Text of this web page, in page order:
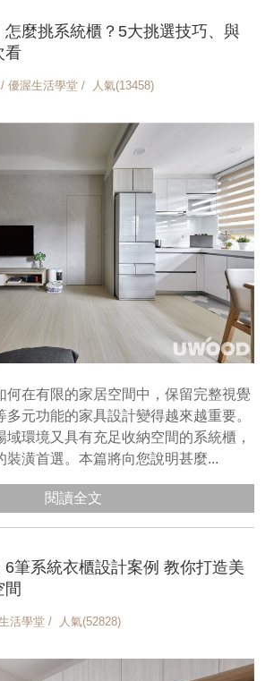
怎麼挑系統櫃？5大挑選技巧、與
看
優渥生活學堂 / 人氣(13458)
何在有限的家居空間中，保留完整視覺
多元功能的家具設計變得越來越重要。
域環境又具有充足收納空間的系統櫃，
裝潢首選。本篇將向您說明甚麼...
閱讀全文
6筆系統衣櫃設計案例 教你打造美
間
活學堂 / 人氣(52828)